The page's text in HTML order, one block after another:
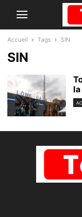
Accueil Tags SIN
SIN